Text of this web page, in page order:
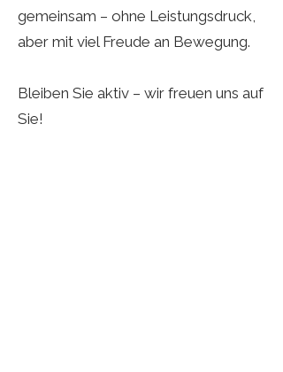
gemeinsam – ohne Leistungsdruck,
aber mit viel Freude an Bewegung.
Bleiben Sie aktiv – wir freuen uns auf
Sie!